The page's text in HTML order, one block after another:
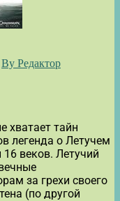
By Редактор
хватает тайн
легенда о Летучем
веков. Летучий
за грехи своего
(по другой